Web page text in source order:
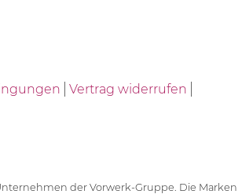
Vertrag widerrufen
der Vorwerk-Gruppe. Die Marken